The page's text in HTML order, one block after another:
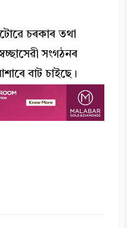
চৰকাৰ তথা
সংগঠনৰ
বাট চাইছে।